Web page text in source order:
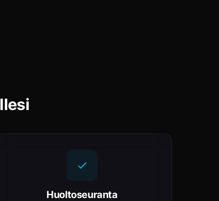
Huoltoseuranta